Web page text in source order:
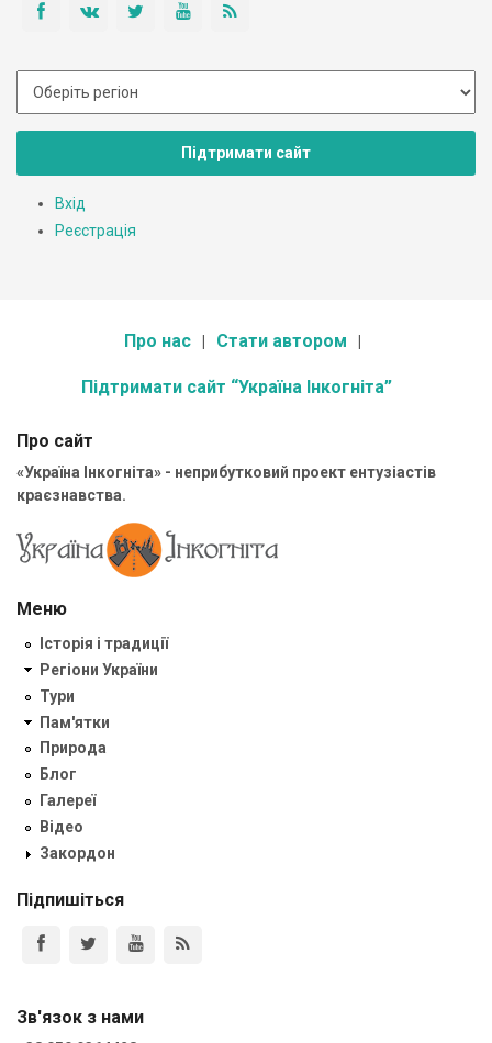
Підтримати сайт
Вхід
Реєстрація
Про нас Стати автором
Підтримати сайт “Україна Інкогніта”
Про сайт
«Україна Інкогніта» - неприбутковий проект ентузіастів
краєзнавства.
Меню
Історія і традиції
Регіони України
Тури
Пам'ятки
Природа
Блог
Галереї
Відео
Закордон
Підпишіться
Зв'язок з нами